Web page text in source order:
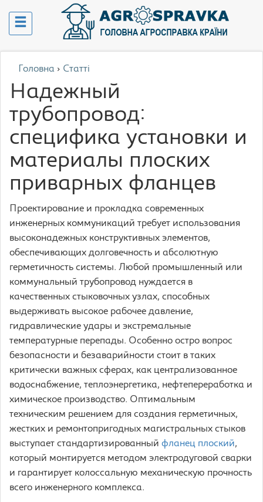
Головна › Статті
Надежный
трубопровод:
специфика установки и
материалы плоских
приварных фланцев
Проектирование и прокладка современных
инженерных коммуникаций требует использования
высоконадежных конструктивных элементов,
обеспечивающих долговечность и абсолютную
герметичность системы. Любой промышленный или
коммунальный трубопровод нуждается в
качественных стыковочных узлах, способных
выдерживать высокое рабочее давление,
гидравлические удары и экстремальные
температурные перепады. Особенно остро вопрос
безопасности и безаварийности стоит в таких
критически важных сферах, как централизованное
водоснабжение, теплоэнергетика, нефтепереработка и
химическое производство. Оптимальным
техническим решением для создания герметичных,
жестких и ремонтопригодных магистральных стыков
выступает стандартизированный фланец плоский,
который монтируется методом электродуговой сварки
и гарантирует колоссальную механическую прочность
всего инженерного комплекса.